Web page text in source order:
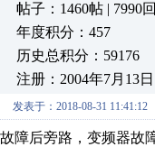
帖子：1460帖 | 7990回
年度积分：457
历史总积分：59176
注册：2004年7月13日
发表于：2018-08-31 11:41:12
故障后旁路，变频器故